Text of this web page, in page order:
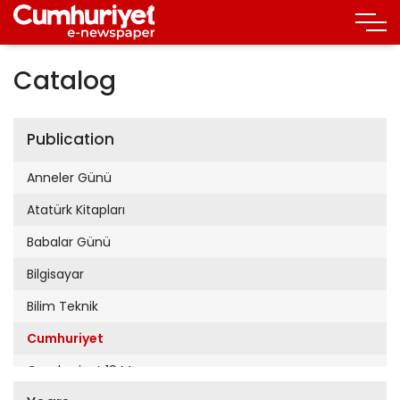
Catalog
Publication
Anneler Günü
Atatürk Kitapları
Babalar Günü
Bilgisayar
Bilim Teknik
Cumhuriyet
Cumhuriyet 19 Mayıs